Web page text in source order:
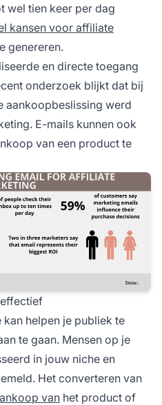
wel tien keer per dag
kansen voor affiliate
genereren.
en directe toegang
onderzoek blijkt dat bij
aankoopbeslissing werd
E-mails kunnen ook
van een product te
helpen je publiek te
te gaan. Mensen op je
in jouw niche en
Het converteren van
van het product of